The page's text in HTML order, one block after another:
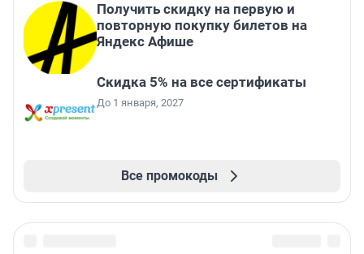
Получить скидку на первую и
повторную покупку билетов на
Яндекс Афише
Скидка 5% на все сертификаты
До 1 января, 2027
Все промокоды